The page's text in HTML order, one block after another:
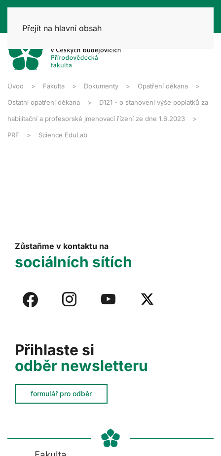
Přejít na hlavní obsah
Úvod Fakulta Dokumenty Opatření děkana
Ostatní opatření děkana D121 - o stanovení výše poplatků za
habilitační a profesorské jmenovací řízení ze dne 1.6.2023
PRF Science EduLab
Přihlaste si
odběr newsletteru
formulář pro odběr
Zůstaňme v kontaktu na
sociálních sítích